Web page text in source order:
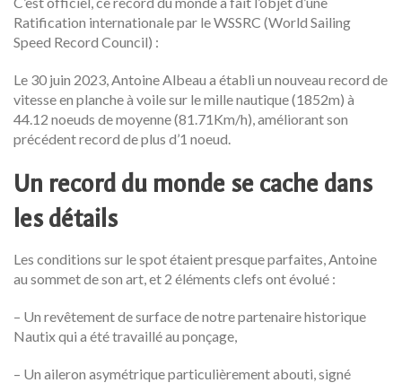
Ratification internationale par le WSSRC (World Sailing
Speed Record Council) :
Le 30 juin 2023, Antoine Albeau a établi un nouveau record de
vitesse en planche à voile sur le mille nautique (1852m) à
44.12 noeuds de moyenne (81.71Km/h), améliorant son
précédent record de plus d’1 noeud.
Un record du monde se cache dans
les détails
Les conditions sur le spot étaient presque parfaites, Antoine
au sommet de son art, et 2 éléments clefs ont évolué :
– Un revêtement de surface de notre partenaire historique
Nautix qui a été travaillé au ponçage,
– Un aileron asymétrique particulièrement abouti, signé